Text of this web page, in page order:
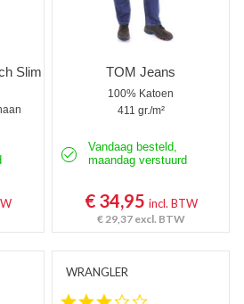
Slim
TOM Jeans
100% Katoen
411 gr./m²
Vandaag besteld,
maandag verstuurd
€ 34,95 incl. BTW
€ 29,37 excl. BTW
WRANGLER